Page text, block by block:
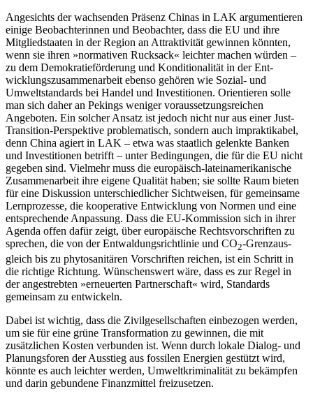
Angesichts der wachsenden Präsenz Chinas in LAK argumentieren
einige Beob­achterinnen und Beobachter, dass die EU und ihre
Mitgliedstaaten in der Region an Attraktivität gewinnen könnten,
wenn sie ihren »normativen Rucksack« leichter machen würden –
zu dem Demokratie­förderung und Konditionalität in der Ent­
wicklungszusammenarbeit ebenso gehören wie Sozial- und
Umweltstandards bei Han­del und Investitionen. Orientieren solle
man sich daher an Pekings weniger voraus­setzungsreichen
Angeboten. Ein solcher Ansatz ist jedoch nicht nur aus einer Just-
Transition-Perspektive problematisch, son­dern auch impraktikabel,
denn China agiert in LAK – etwa was staatlich gelenkte Ban­ken
und Investitionen betrifft – unter Be­dingungen, die für die EU nicht
gegeben sind. Vielmehr muss die europäisch-latein­amerikanische
Zusammenarbeit ihre eigene Qualität haben; sie sollte Raum bieten
für eine Diskussion unterschiedlicher Sicht­weisen, für gemeinsame
Lernprozesse, die kooperative Entwicklung von Normen und eine
entsprechende Anpassung. Dass die EU-Kommission sich in ihrer
Agenda offen dafür zeigt, über europäische Rechtsvor­schriften zu
sprechen, die von der Entwal­dungsrichtlinie und CO2-Grenzaus­
gleich bis zu phytosanitären Vorschriften reichen, ist ein Schritt in
die richtige Richtung. Wün­schenswert wäre, dass es zur Regel in
der angestrebten »erneuerten Partnerschaft« wird, Standards
gemeinsam zu entwickeln.
Dabei ist wichtig, dass die Zivilgesell­schaften einbezogen werden,
um sie für eine grüne Transformation zu gewinnen, die mit
zusätzlichen Kosten verbunden ist. Wenn durch lokale Dialog- und
Planungs­foren der Ausstieg aus fossilen Energien ge­stützt wird,
könnte es auch leichter wer­den, Umweltkriminalität zu bekämpfen
und darin gebundene Finanzmittel freizusetzen.